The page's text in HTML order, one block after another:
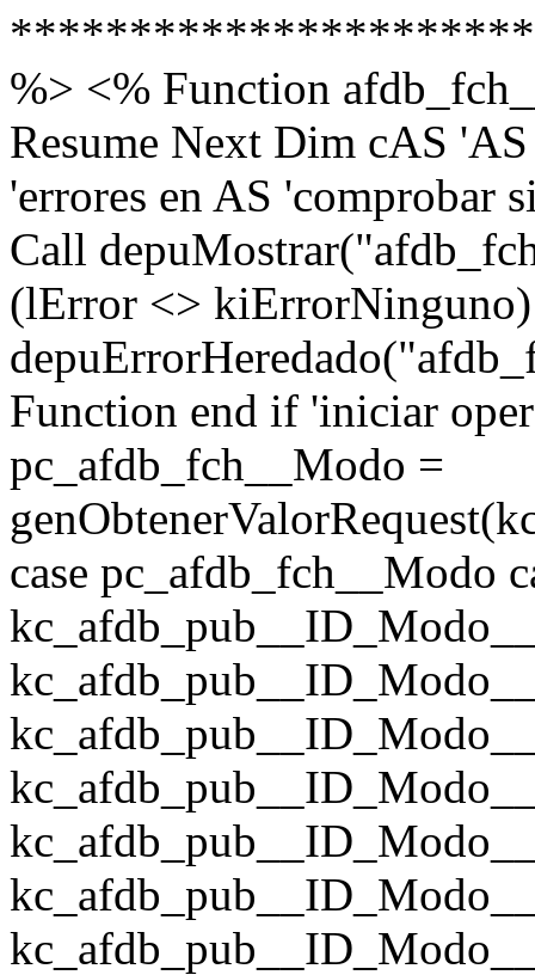
%> <% Function
Resume Next Dim cAS
'errores en AS 'comprobar
Call
(lError <>
Function end if 'iniciar
pc_afdb_fch__Modo =
case pc_afdb_fch__Modo